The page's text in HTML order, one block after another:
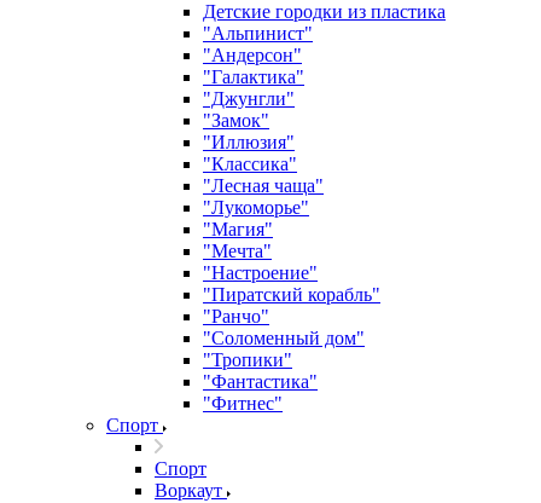
Детские городки из пластика
"Альпинист"
"Андерсон"
"Галактика"
"Джунгли"
"Замок"
"Иллюзия"
"Классика"
"Лесная чаща"
"Лукоморье"
"Магия"
"Мечта"
"Настроение"
"Пиратский корабль"
"Ранчо"
"Соломенный дом"
"Тропики"
"Фантастика"
"Фитнес"
Спорт
Спорт
Воркаут